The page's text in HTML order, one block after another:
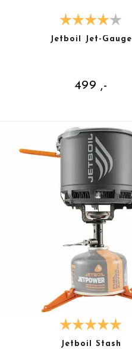
Jetboil Jet-Gauge
499 ,-
Jetboil Stash